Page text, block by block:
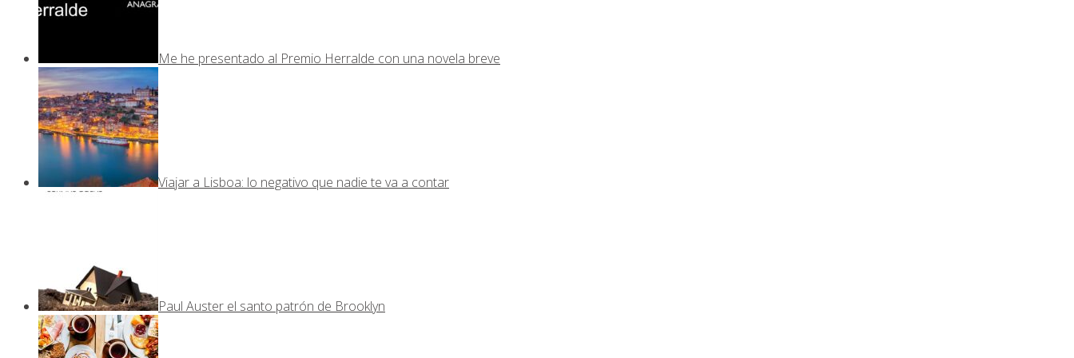
Me he presentado al Premio Herralde con una novela breve
Viajar a Lisboa: lo negativo que nadie te va a contar
Paul Auster el santo patrón de Brooklyn